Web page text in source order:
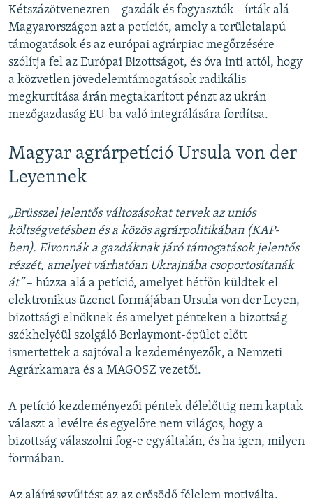
Kétszázötvenezren – gazdák és fogyasztók - írták alá
Magyarországon azt a petíciót, amely a területalapú
támogatások és az európai agrárpiac megőrzésére
szólítja fel az Európai Bizottságot, és óva inti attól, hogy
a közvetlen jövedelemtámogatások radikális
megkurtítása árán megtakarított pénzt az ukrán
mezőgazdaság EU-ba való integrálására fordítsa.
Magyar agrárpetíció Ursula von der
Leyennek
„Brüsszel jelentős változásokat tervek az uniós
költségvetésben és a közös agrárpolitikában (KAP-
ben). Elvonnák a gazdáknak járó támogatások jelentős
részét, amelyet várhatóan Ukrajnába csoportosítanák
át”– húzza alá a petíció, amelyet hétfőn küldtek el
elektronikus üzenet formájában Ursula von der Leyen,
bizottsági elnöknek és amelyet pénteken a bizottság
székhelyéül szolgáló Berlaymont-épület előtt
ismertettek a sajtóval a kezdeményezők, a Nemzeti
Agrárkamara és a MAGOSZ vezetői.
A petíció kezdeményezői péntek délelőttig nem kaptak
választ a levélre és egyelőre nem világos, hogy a
bizottság válaszolni fog-e egyáltalán, és ha igen, milyen
formában.
Az aláírásgyűjtést az az erősödő félelem motiválta,